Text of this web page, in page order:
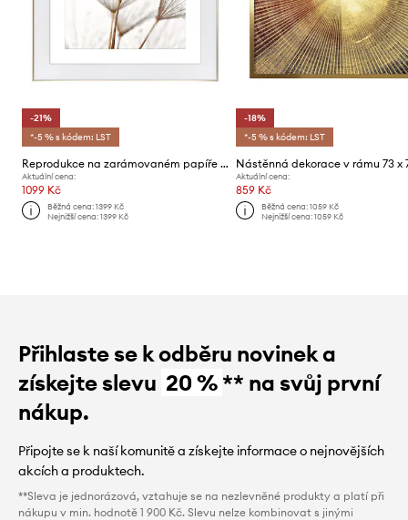
-21%
*-5 % s kódem: LST
Reprodukce na zarámovaném papíře 50x50 cm
Aktuální cena:
1099 Kč
Běžná cena:1399 Kč
Nejnižší cena:1399 Kč
-18%
*-5 % s kódem: LST
Nástěnná dekorace v rámu 73 x
Aktuální cena:
859 Kč
Běžná cena: 1059 Kč
Nejnižší cena: 1059 Kč
Přihlaste se k odběru novinek a
získejte slevu 20 %** na svůj první
nákup.
Připojte se k naší komunitě a získejte informace o nejnovějších
akcích a produktech.
**Sleva je jednorázová, vztahuje se na nezlevněné produkty a platí při
nákupu v min. hodnotě 1 900 Kč. Slevu nelze kombinovat s jinými